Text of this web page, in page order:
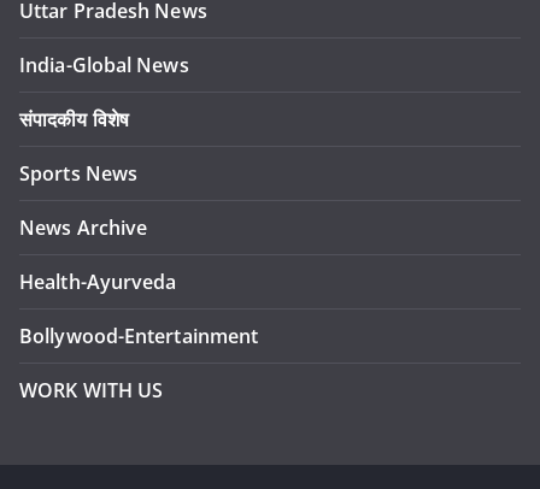
Uttar Pradesh News
India-Global News
संपादकीय विशेष
Sports News
News Archive
Health-Ayurveda
Bollywood-Entertainment
WORK WITH US